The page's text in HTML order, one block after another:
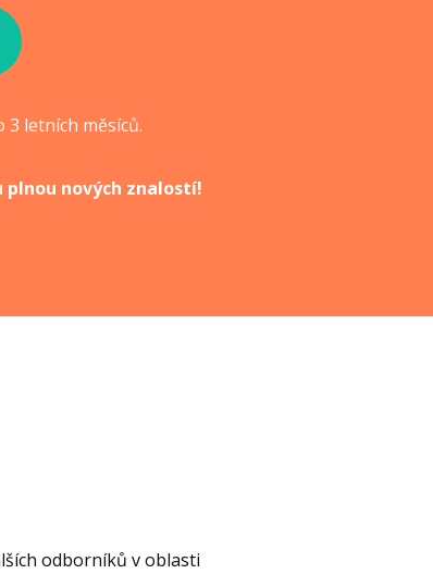
letních měsíců.
nových znalostí!
odborníků v oblasti